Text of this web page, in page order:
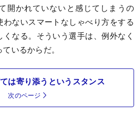
開かれていないと感じてしまうの
ないスマートなしゃべり方をする
なる。そういう選手は、例外なく
いるからだ。
は寄り添うというスタンス
次のページ